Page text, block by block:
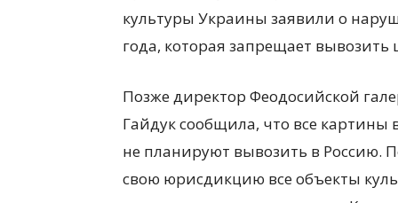
культуры Украины заявили о
года, которая запрещает
Позже директор Феодосийской
Гайдук сообщила, что все картины
не планируют вывозить в Россию.
свою юрисдикцию все объекты